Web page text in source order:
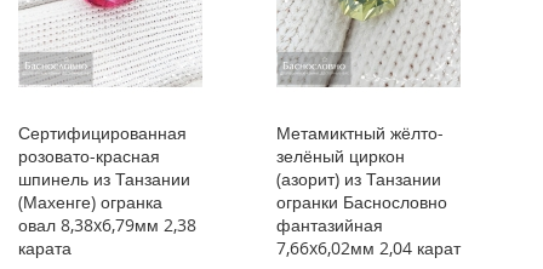
Сертифицированная
розовато-красная
шпинель из Танзании
(Махенге) огранка
овал 8,38x6,79мм 2,38
карата
Метамиктный жёлто-
зелёный циркон
(азорит) из Танзании
огранки Баснословно
фантазийная
7,66x6,02мм 2,04 карат